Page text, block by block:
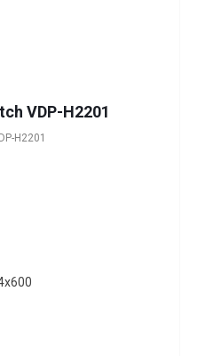
VDP-H2201
H2201